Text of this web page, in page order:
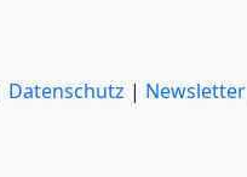
Datenschutz | Newsletter